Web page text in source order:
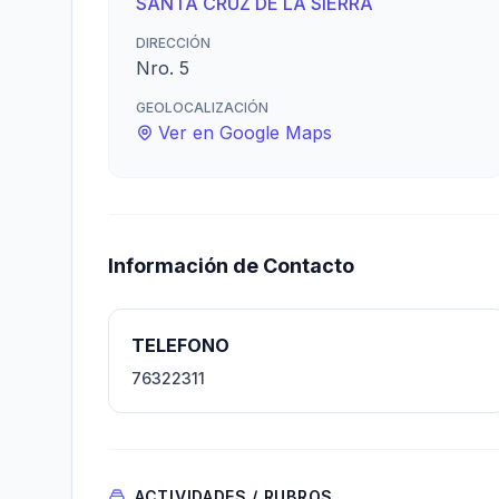
DIRECCIÓN
Nro. 5
GEOLOCALIZACIÓN
Ver en Google Maps
Información de Contacto
TELEFONO
76322311